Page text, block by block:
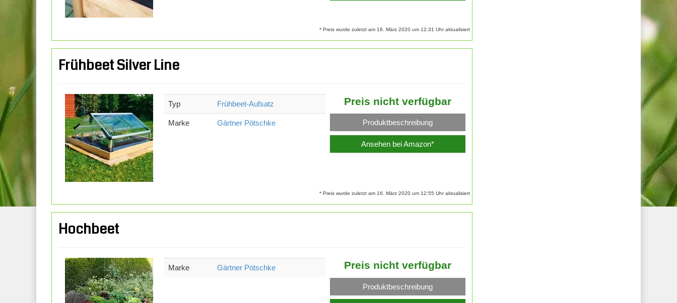
* Preis wurde zuletzt am 16. März 2020 um 12:31 Uhr aktualisiert
Frühbeet Silver Line
Typ Frühbeet-Aufsatz
Marke Gärtner Pötschke
Preis nicht verfügbar
Produktbeschreibung
Ansehen bei Amazon*
* Preis wurde zuletzt am 16. März 2020 um 12:55 Uhr aktualisiert
Hochbeet
Marke Gärtner Pötschke Preis nicht verfügbar
Produktbeschreibung